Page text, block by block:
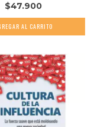
$47.900